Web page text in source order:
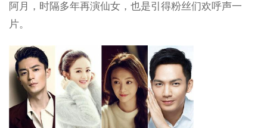
阿月，时隔多年再演仙女，也是引得粉丝们欢呼声一
片。